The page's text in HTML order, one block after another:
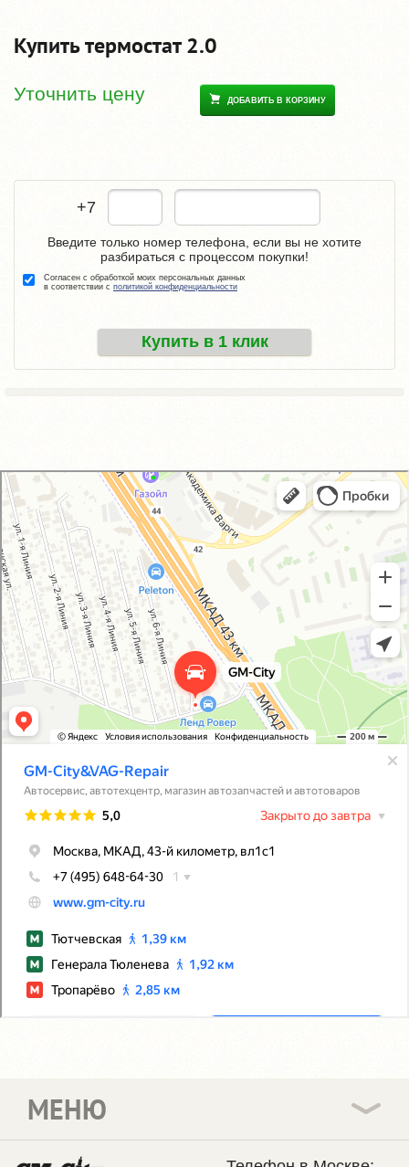
Купить термостат 2.0
Уточнить цену ДОБАВИТЬ В КОРЗИНУ
+7
Купить в 1 клик
Введите только номер телефона, если вы не хотите
разбираться с процессом покупки!
Согласен с обработкой моих персональных данных
в соответствии с политикой конфиденциальности
GM-City&VAG-Repair
Автосервис, автотехцентр в Москве
Магазин автозапчастей и автотоваров в Москве
МЕНЮ